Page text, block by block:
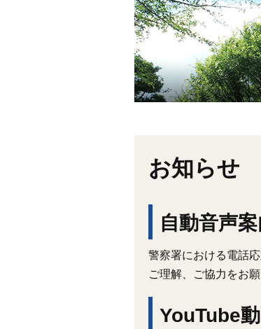
お知らせ
自動音声
警察署における電話応
ご理解、ご協力をお願
YouTube